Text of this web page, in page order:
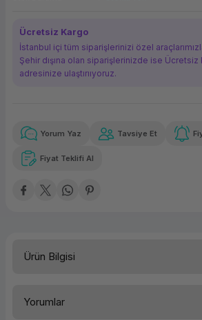
Ücretsiz Kargo
İstanbul içi tüm siparişlerinizi özel
Şehir dışına olan siparişlerinizde ise
adresinize ulaştırııyoruz.
Güvenilir Alışveriş
Kolay iade imkanı
281,05 TL
Yorum Yaz Tavsiye Et
Fiyat Teklifi Al
Ürün Bilgisi
Yorumlar